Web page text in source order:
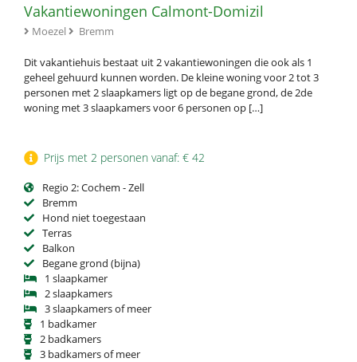
Vakantiewoningen Calmont-Domizil
Moezel Bremm
Dit vakantiehuis bestaat uit 2 vakantiewoningen die ook als 1
geheel gehuurd kunnen worden. De kleine woning voor 2 tot 3
personen met 2 slaapkamers ligt op de begane grond, de 2de
woning met 3 slaapkamers voor 6 personen op […]
Prijs met 2 personen vanaf: € 42
Regio 2: Cochem - Zell
Bremm
Hond niet toegestaan
Terras
Balkon
Begane grond (bijna)
1 slaapkamer
2 slaapkamers
3 slaapkamers of meer
1 badkamer
2 badkamers
3 badkamers of meer